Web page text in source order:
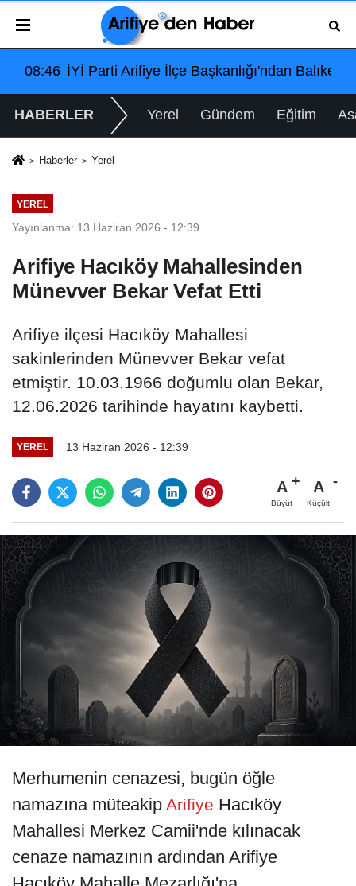
Büyük Bayrak Mitingi İçin Ulaşım ve Katılım
İYİ Parti Arifiye İlçe Başkanlığı'ndan Balıkesir'deki
08:46
HABERLER Yerel Gündem Eğitim
Haberler Yerel
YEREL
Yayınlanma: 13 Haziran 2026 - 12:39
Arifiye Hacıköy Mahallesinden
Münevver Bekar Vefat Etti
Arifiye ilçesi Hacıköy Mahallesi
sakinlerinden Münevver Bekar vefat
etmiştir. 10.03.1966 doğumlu olan Bekar,
12.06.2026 tarihinde hayatını kaybetti.
YEREL 13 Haziran 2026 - 12:39
A
Büyüt
A
Küçült
Merhumenin cenazesi, bugün öğle
namazına müteakip Arifiye Hacıköy
Mahallesi Merkez Camii'nde kılınacak
cenaze namazının ardından Arifiye